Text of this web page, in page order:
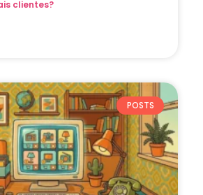
clientes?
POSTS